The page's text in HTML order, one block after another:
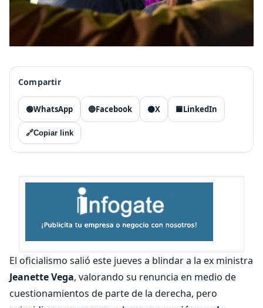
Compartir
🟢WhatsApp 🔵Facebook ⚫X 🟦LinkedIn
🔗Copiar link
El oficialismo salió este jueves a blindar a la ex ministra
Jeanette Vega, valorando su renuncia en medio de
cuestionamientos de parte de la derecha, pero